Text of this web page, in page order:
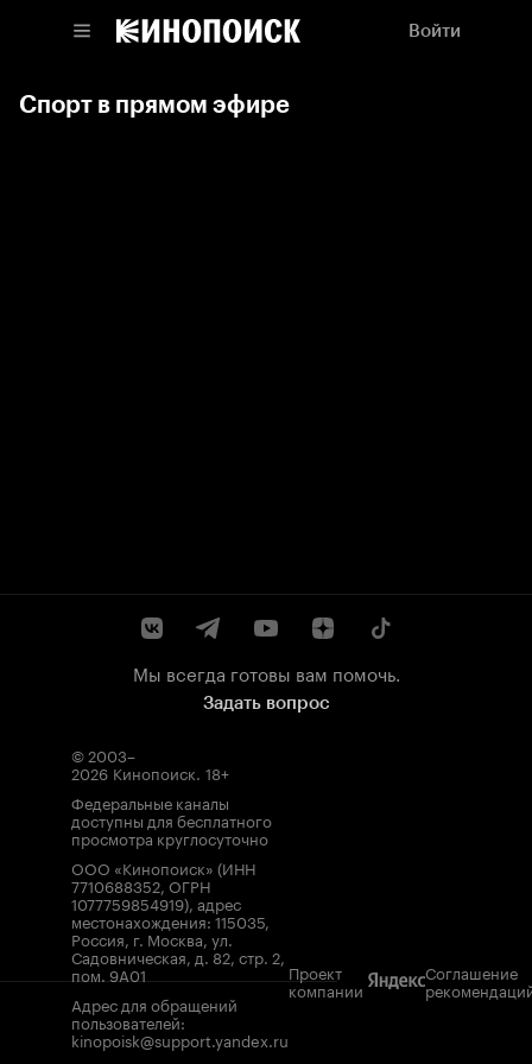
Войти
Спорт в прямом эфире
Мы всегда готовы вам помочь.
Задать вопрос
© 2003–
2026 Кинопоиск. 18+
Федеральные каналы
доступны для бесплатного
просмотра круглосуточно
ООО «Кинопоиск» (ИНН
7710688352, ОГРН
1077759854919), адрес
местонахождения: 115035,
Россия, г. Москва, ул.
Садовническая, д. 82, стр. 2,
пом. 9А01
Адрес для обращений
пользователей:
kinopoisk@support.yandex.ru
Проект
компании
Соглашение